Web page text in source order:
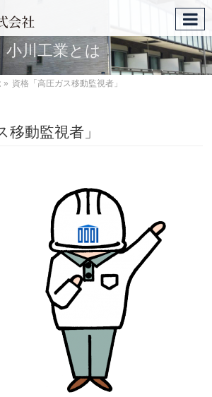
小川工業とは
» 資格「高圧ガス移動監視者」
移動監視者」